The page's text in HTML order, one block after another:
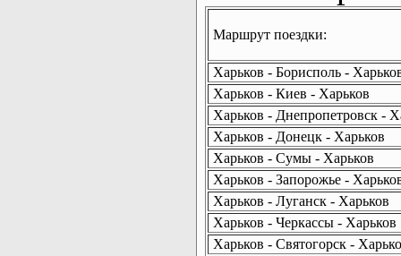
Маршрут поездки:
Харьков - Борисполь -
Харьков - Киев - Харьков
Харьков - Днепропетровск -
Харьков - Донецк - Харьков
Харьков - Сумы - Харьков
Харьков - Запорожье -
Харьков - Луганск - Харьков
Харьков - Черкассы - Харьков
Харьков - Святогорск -